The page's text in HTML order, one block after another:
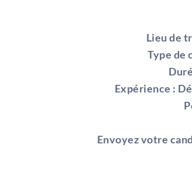
Lieu de
Type de
Expérience :
Envoyez votre